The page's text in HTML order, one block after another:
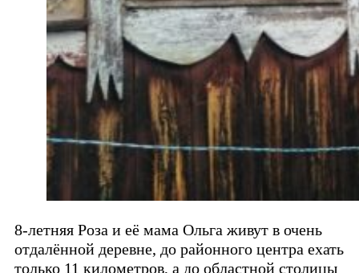
8-летняя Роза и её мама Ольга живут в очень
отдалённой деревне, до районного центра ехать
только 11 километров, а до областной столицы